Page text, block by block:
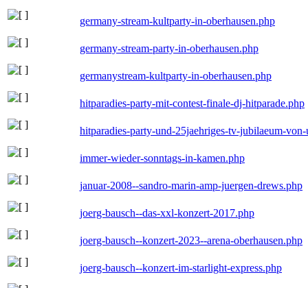
germany-stream-kultparty-in-oberhausen.php
germany-stream-party-in-oberhausen.php
germanystream-kultparty-in-oberhausen.php
hitparadies-party-mit-contest-finale-dj-hitparade.php
hitparadies-party-und-25jaehriges-tv-jubilaeum-
immer-wieder-sonntags-in-kamen.php
januar-2008--sandro-marin-amp-juergen-drews.php
joerg-bausch--das-xxl-konzert-2017.php
joerg-bausch--konzert-2023--arena-oberhausen.php
joerg-bausch--konzert-im-starlight-express.php